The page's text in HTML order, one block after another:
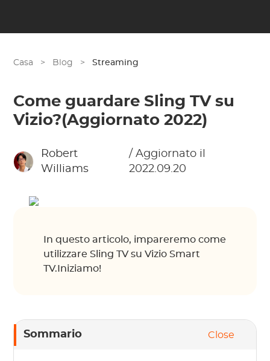
Casa > Blog > Streaming
Come guardare Sling TV su
Vizio?(Aggiornato 2022)
Robert
Williams
/ Aggiornato il
2022.09.20
In questo articolo, impareremo come
utilizzare Sling TV su Vizio Smart
TV.Iniziamo!
Sommario Close